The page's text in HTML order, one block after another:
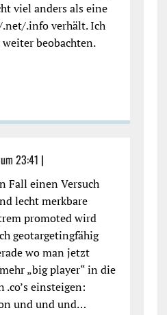
viel anders als eine
.net/.info verhält. Ich
beobachten.
23:41 |
Fall einen Versuch
lecht merkbare
promoted wird
geotargetingfähig
wo man jetzt
„big player“ in die
.co’s einsteigen:
und und und…